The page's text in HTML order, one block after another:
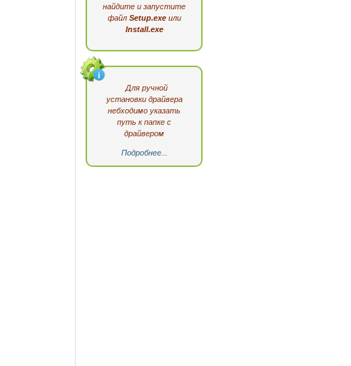
найдите и запустите
файл Setup.exeили
Install.exe
Для ручной
установки драйвера
небходимо указать
путь к папке с
драйвером
Подробнее...